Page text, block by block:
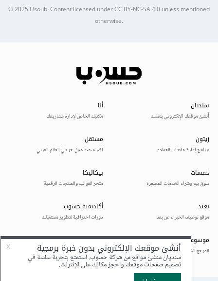
© 2025Hsoub.Content licensed underCC BY-NC-SA 4.0unless mentioned
otherwise.